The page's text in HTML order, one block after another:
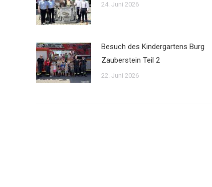
24. Juni 2026
Besuch des Kindergartens Burg
Zauberstein Teil 2
22. Juni 2026